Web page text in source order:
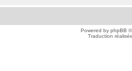
Powered by phpBB
Traduction